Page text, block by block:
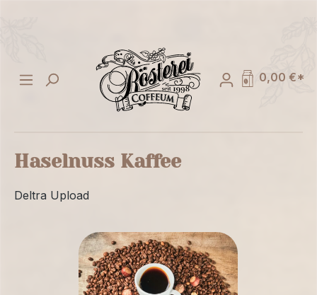
0,00 €*
Haselnuss Kaffee
Deltra Upload